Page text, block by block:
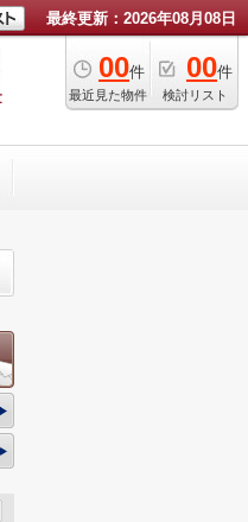
最終更新：2026年08月08日
00件
最近見た物件
00件
検討リスト